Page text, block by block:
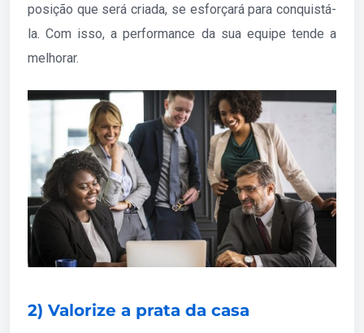
posição que será criada, se esforçará para conquistá-
la. Com isso, a performance da sua equipe tende a
melhorar.
2) Valorize a prata da casa